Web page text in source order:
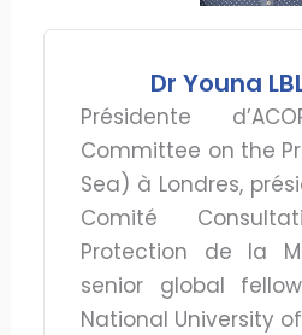
Dr Youna
Présidente
Committee on the
Sea) à Londres,
Comité
Protection de la
senior global
National University